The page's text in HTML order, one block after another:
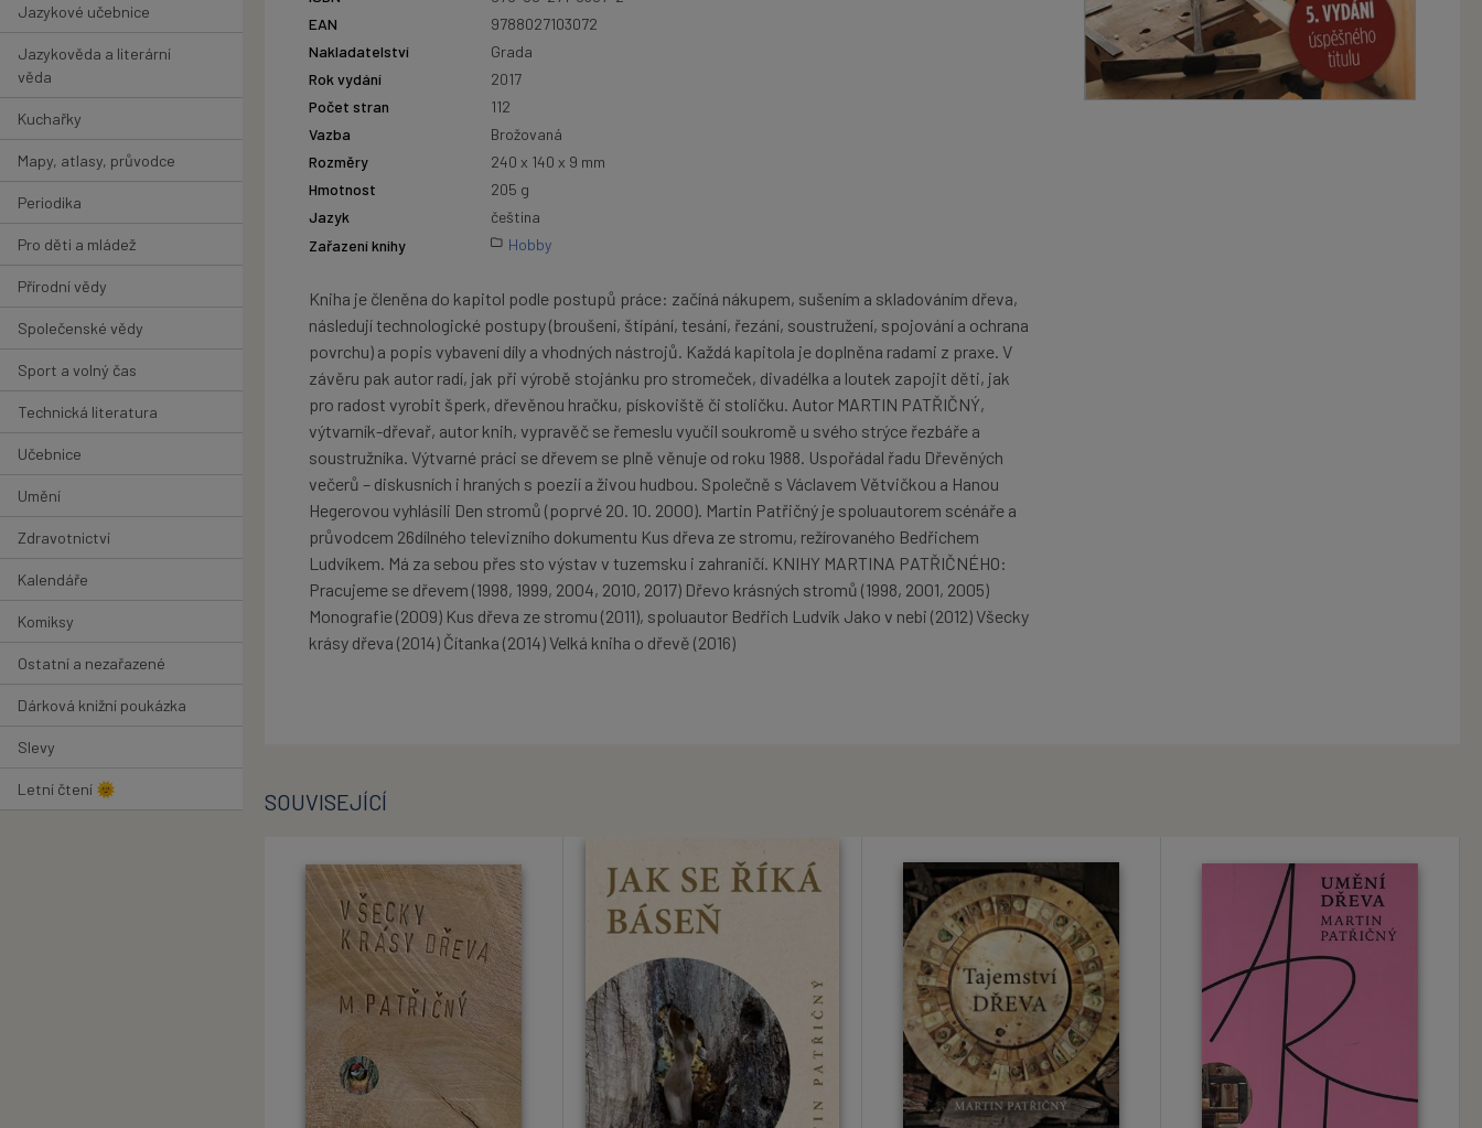
Jazykové učebnice
Jazykověda a literární
věda
Kuchařky
Mapy, atlasy, průvodce
Periodika
Pro děti a mládež
Přírodní vědy
Společenské vědy
Sport a volný čas
Technická literatura
Učebnice
Umění
Zdravotnictví
Kalendáře
Komiksy
Ostatní a nezařazené
Dárková knižní poukázka
Slevy
Letní čtení 🌞
EAN
9788027103072
Nakladatelství
Grada
Rok vydání
2017
Počet stran
112
Vazba
Brožovaná
Rozměry
240 x 140 x 9 mm
Hmotnost
205 g
Jazyk
čeština
Zařazení knihy
Hobby
Kniha je členěna do kapitol podle postupů práce: začíná nákupem, sušením a skladováním dřeva,
následují technologické postupy (broušení, štípání, tesání, řezání, soustružení, spojování a ochrana
povrchu) a popis vybavení díly a vhodných nástrojů. Každá kapitola je doplněna radami z praxe. V
závěru pak autor radí, jak při výrobě stojánku pro stromeček, divadélka a loutek zapojit děti, jak
pro radost vyrobit šperk, dřevěnou hračku, pískoviště či stoličku. Autor MARTIN PATŘIČNÝ,
výtvarník-dřevař, autor knih, vypravěč se řemeslu vyučil soukromě u svého strýce řezbáře a
soustružníka. Výtvarné práci se dřevem se plně věnuje od roku 1988. Uspořádal řadu Dřevěných
večerů – diskusních i hraných s poezií a živou hudbou. Společně s Václavem Větvičkou a Hanou
Hegerovou vyhlásili Den stromů (poprvé 20. 10. 2000). Martin Patřičný je spoluautorem scénáře a
průvodcem 26dílného televizního dokumentu Kus dřeva ze stromu, režírovaného Bedřichem
Ludvíkem. Má za sebou přes sto výstav v tuzemsku i zahraničí. KNIHY MARTINA PATŘIČNÉHO:
Pracujeme se dřevem (1998, 1999, 2004, 2010, 2017) Dřevo krásných stromů (1998, 2001, 2005)
Monografie (2009) Kus dřeva ze stromu (2011), spoluautor Bedřich Ludvík Jako v nebi (2012) Všecky
krásy dřeva (2014) Čítanka (2014) Velká kniha o dřevě (2016)
SOUVISEJÍCÍ